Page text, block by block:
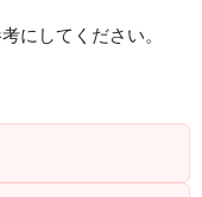
にしてください。